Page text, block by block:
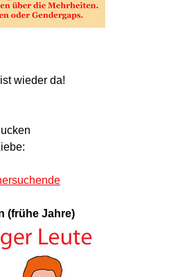
wieder da!
(frühe Jahre)